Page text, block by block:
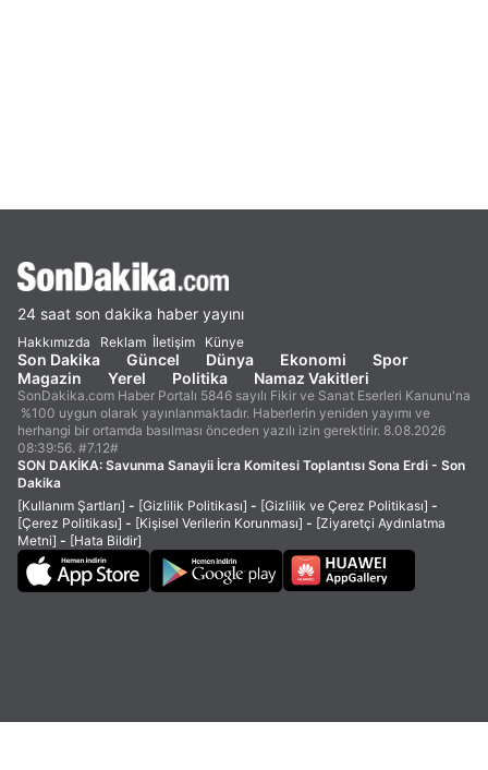
24 saat son dakika haber yayını
Hakkımızda Reklam İletişim Künye
Son Dakika Güncel Dünya Ekonomi
Spor
Magazin
Yerel Politika Namaz Vakitleri
SonDakika.com Haber Portalı 5846 sayılı Fikir ve Sanat Eserleri Kanunu'na
%100 uygun olarak yayınlanmaktadır. Haberlerin yeniden yayımı ve
herhangi bir ortamda basılması önceden yazılı izin gerektirir. 8.08.2026
08:39:56. #7.12#
SON DAKİKA: Savunma Sanayii İcra Komitesi Toplantısı Sona Erdi - Son
Dakika
[Kullanım Şartları] - [Gizlilik Politikası] - [Gizlilik ve Çerez Politikası] -
[Çerez Politikası] - [Kişisel Verilerin Korunması] - [Ziyaretçi Aydınlatma
Metni] - [Hata Bildir]